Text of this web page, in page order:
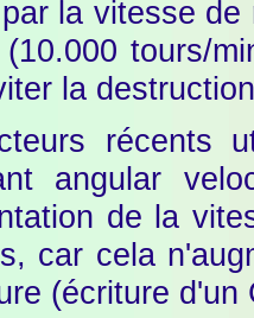
la vitesse
tours/
la
récents
angular
de la
car cela
(écriture